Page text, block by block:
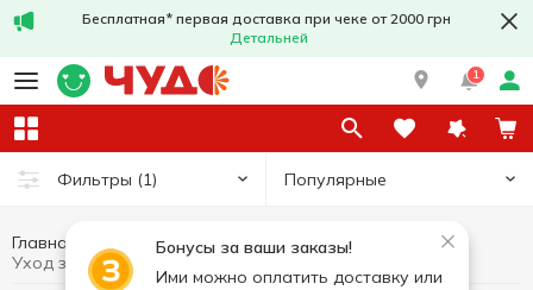
Бесплатная* первая доставка при чеке от 2000 грн
Детальней
1
Фильтры (1) Популярные
Бонусы за ваши заказы!
Ими можно оплатить доставку или
Главная Товары для детей
Уход за ребенком